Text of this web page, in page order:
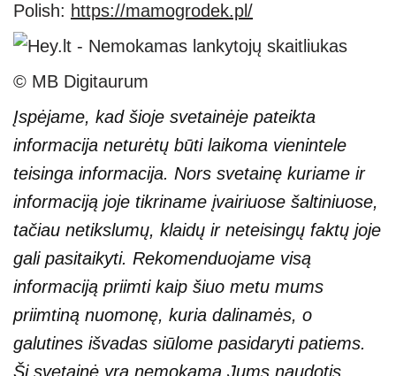
Polish: https://mamogrodek.pl/
© MB Digitaurum
Įspėjame, kad šioje svetainėje pateikta
informacija neturėtų būti laikoma vienintele
teisinga informacija. Nors svetainę kuriame ir
informaciją joje tikriname įvairiuose šaltiniuose,
tačiau netikslumų, klaidų ir neteisingų faktų joje
gali pasitaikyti. Rekomenduojame visą
informaciją priimti kaip šiuo metu mums
priimtiną nuomonę, kuria dalinamės, o
galutines išvadas siūlome pasidaryti patiems.
Ši svetainė yra nemokama Jums naudotis,